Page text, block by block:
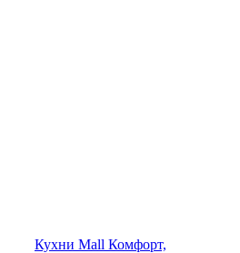
Кухни Mall Комфорт,